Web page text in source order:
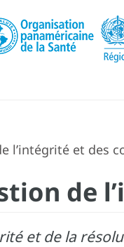
l’intégrité et des
de
et de la